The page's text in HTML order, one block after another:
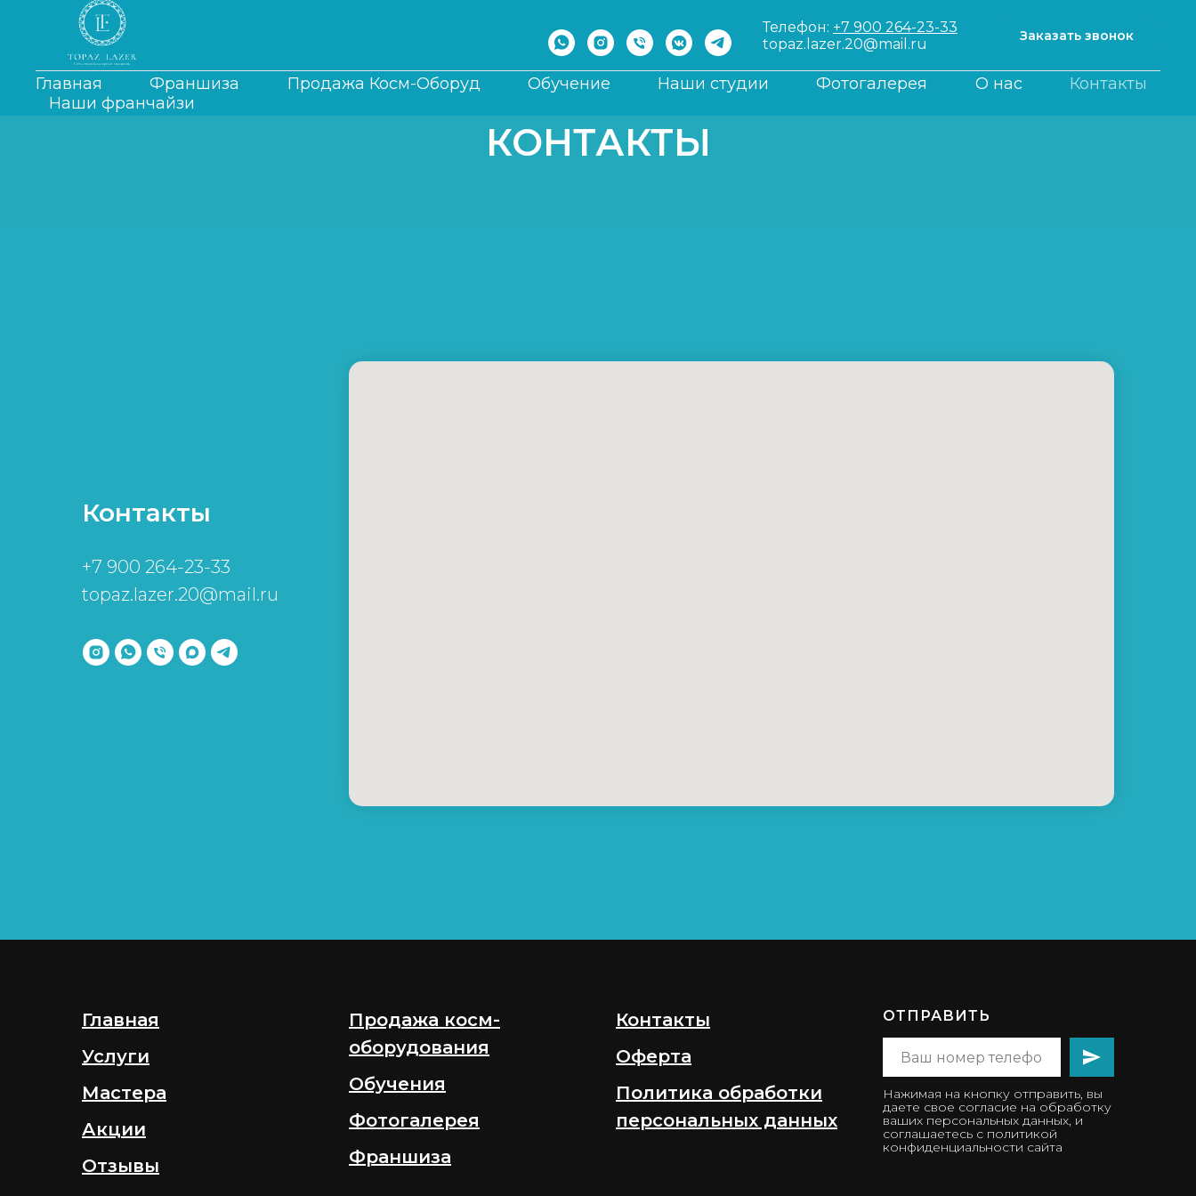
Телефон: +7 900 264-23-33
topaz.lazer.20@mail.ru
Заказать звонок
Главная Франшиза Продажа Косм-Оборуд Обучение Наши студии Фотогалерея О нас
Контакты
Наши франчайзи
КОНТАКТЫ
Контакты
+7 900 264-23-33
topaz.lazer.20@mail.ru
Главная
Услуги
Мастера
Акции
Отзывы
Продажа косм-
оборудования
Обучения
Фотогалерея
Франшиза
Контакты
Оферта
Политика обработки
персональных данных
ОТПРАВИТЬ
Нажимая на кнопку отправить, вы
даете свое согласие на обработку
ваших персональных данных, и
соглашаетесь с политикой
конфиденциальности сайта